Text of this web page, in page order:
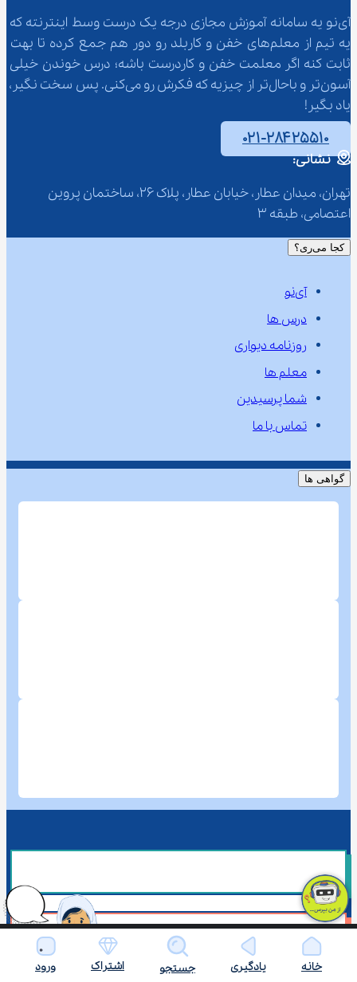
آی‌نو یه سامانه آموزش مجازی درجه یک درست وسط اینترنته که
یه تیم از معلم‌‌های خفن و کاربلد رو دور هم جمع کرده تا بهت
ثابت کنه اگر معلمت خفن و کاردرست باشه؛ درس خوندن خیلی
آسون‌تر و باحال‌تر از چیزیه که فکرش رو می‌کنی. پس سخت نگیر،
یاد بگیر!
۰۲۱-۲۸۴۲۵۵۱۰
نشانی:
تهران، میدان عطار، خیابان عطار، پلاک 26، ساختمان پروین
اعتصامی، طبقه 3
کجا می‌ری؟
آی‌نو
درس ها
روزنامه دیواری
معلم ها
شما پرسیدین
تماس با ما
گواهی ها
خانه یادگیری جستجو اشتراک ورود